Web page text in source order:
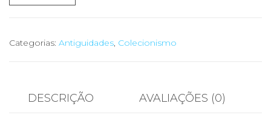
de
Pistola
Séc.
Categorias: Antiguidades, Colecionismo
DESCRIÇÃO AVALIAÇÕES (0)